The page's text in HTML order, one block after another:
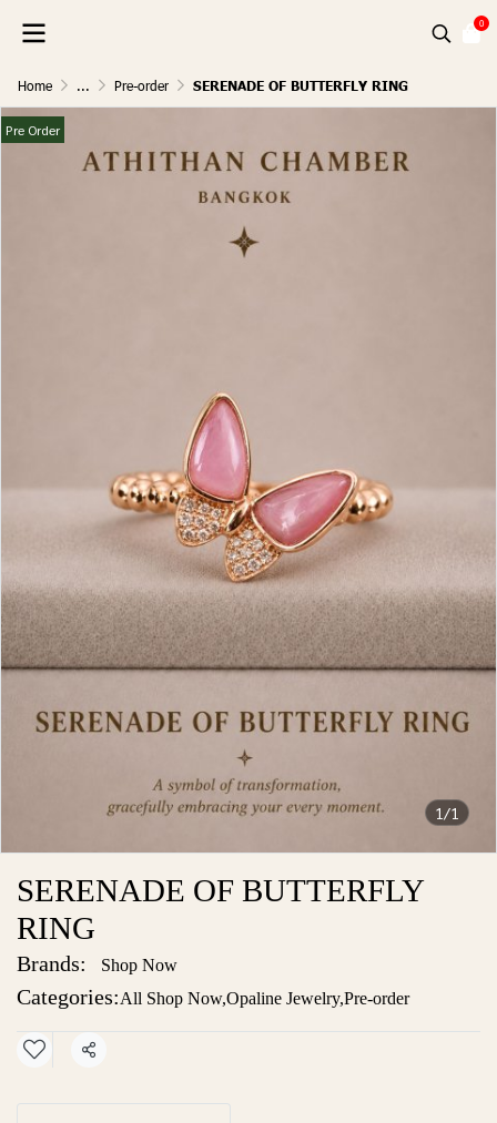
0
Home ... Pre-order SERENADE OF BUTTERFLY RING
1/1
Pre Order
SERENADE OF BUTTERFLY
RING
Brands: Shop Now
Categories:All Shop Now,Opaline Jewelry,Pre-order
Share